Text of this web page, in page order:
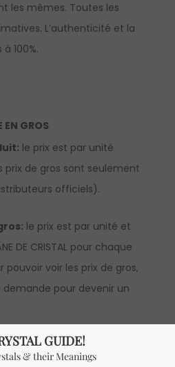
les mêmes. Toutes les
L’authenticité et la
100%.
EN GROS
le prix est par unité
prix de gros sont seulement
officiels).
le prix est par unité et
DE CRISTAL pour chaque
voir les prix de gros,
pour devenir un